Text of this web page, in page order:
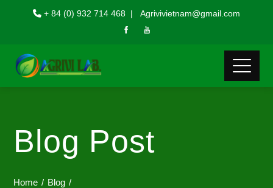
+ 84 (0) 932 714 468 | Agrivivietnam@gmail.com
Blog Post
Home
Blog